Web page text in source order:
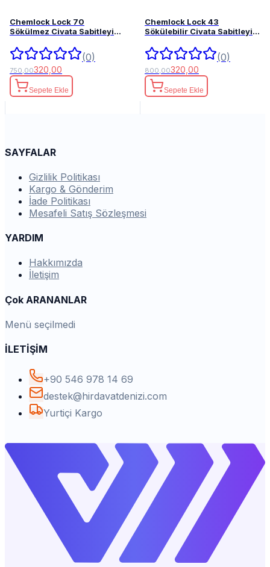
Chemlock Lock 70
Sökülmez Civata Sabitleyici
(0)
750,00320,00
Sepete Ekle
Chemlock Lock 43
Sökülebilir Civata Sabitleyici
(0)
800,00320,00
Sepete Ekle
SAYFALAR
Gizlilik Politikası
Kargo & Gönderim
İade Politikası
Mesafeli Satış Sözleşmesi
YARDIM
Hakkımızda
İletişim
Çok ARANANLAR
Menü seçilmedi
İLETİŞİM
+90 546 978 14 69
destek@hirdavatdenizi.com
Yurtiçi Kargo